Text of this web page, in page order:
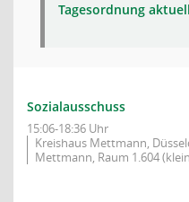
Tagesordnung aktuell
Sozialausschuss
15:06-18:36 Uhr
Kreishaus Mettmann,
Mettmann, Raum 1.604